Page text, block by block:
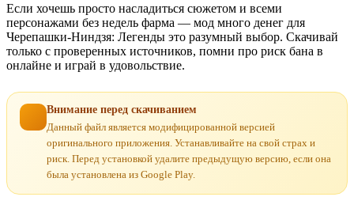
Если хочешь просто насладиться сюжетом и всеми
персонажами без недель фарма — мод много денег для
Черепашки-Ниндзя: Легенды это разумный выбор. Скачивай
только с проверенных источников, помни про риск бана в
онлайне и играй в удовольствие.
Внимание перед скачиванием
Данный файл является модифицированной версией
оригинального приложения. Устанавливайте на свой страх и
риск. Перед установкой удалите предыдущую версию, если она
была установлена из Google Play.